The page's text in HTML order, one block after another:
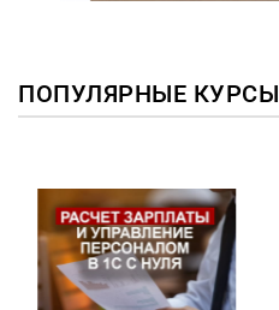
ПОПУЛЯРНЫЕ КУРСЫ